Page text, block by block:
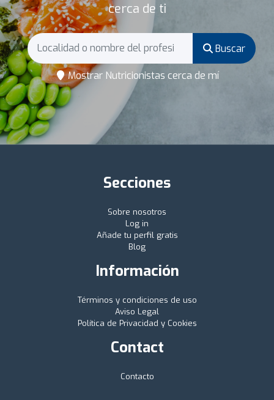
cerca de ti
Buscar
Mostrar Nutricionistas cerca de mí
Secciones
Sobre nosotros
Log in
Añade tu perfil gratis
Blog
Información
Términos y condiciones de uso
Aviso Legal
Política de Privacidad y Cookies
Contact
Contacto